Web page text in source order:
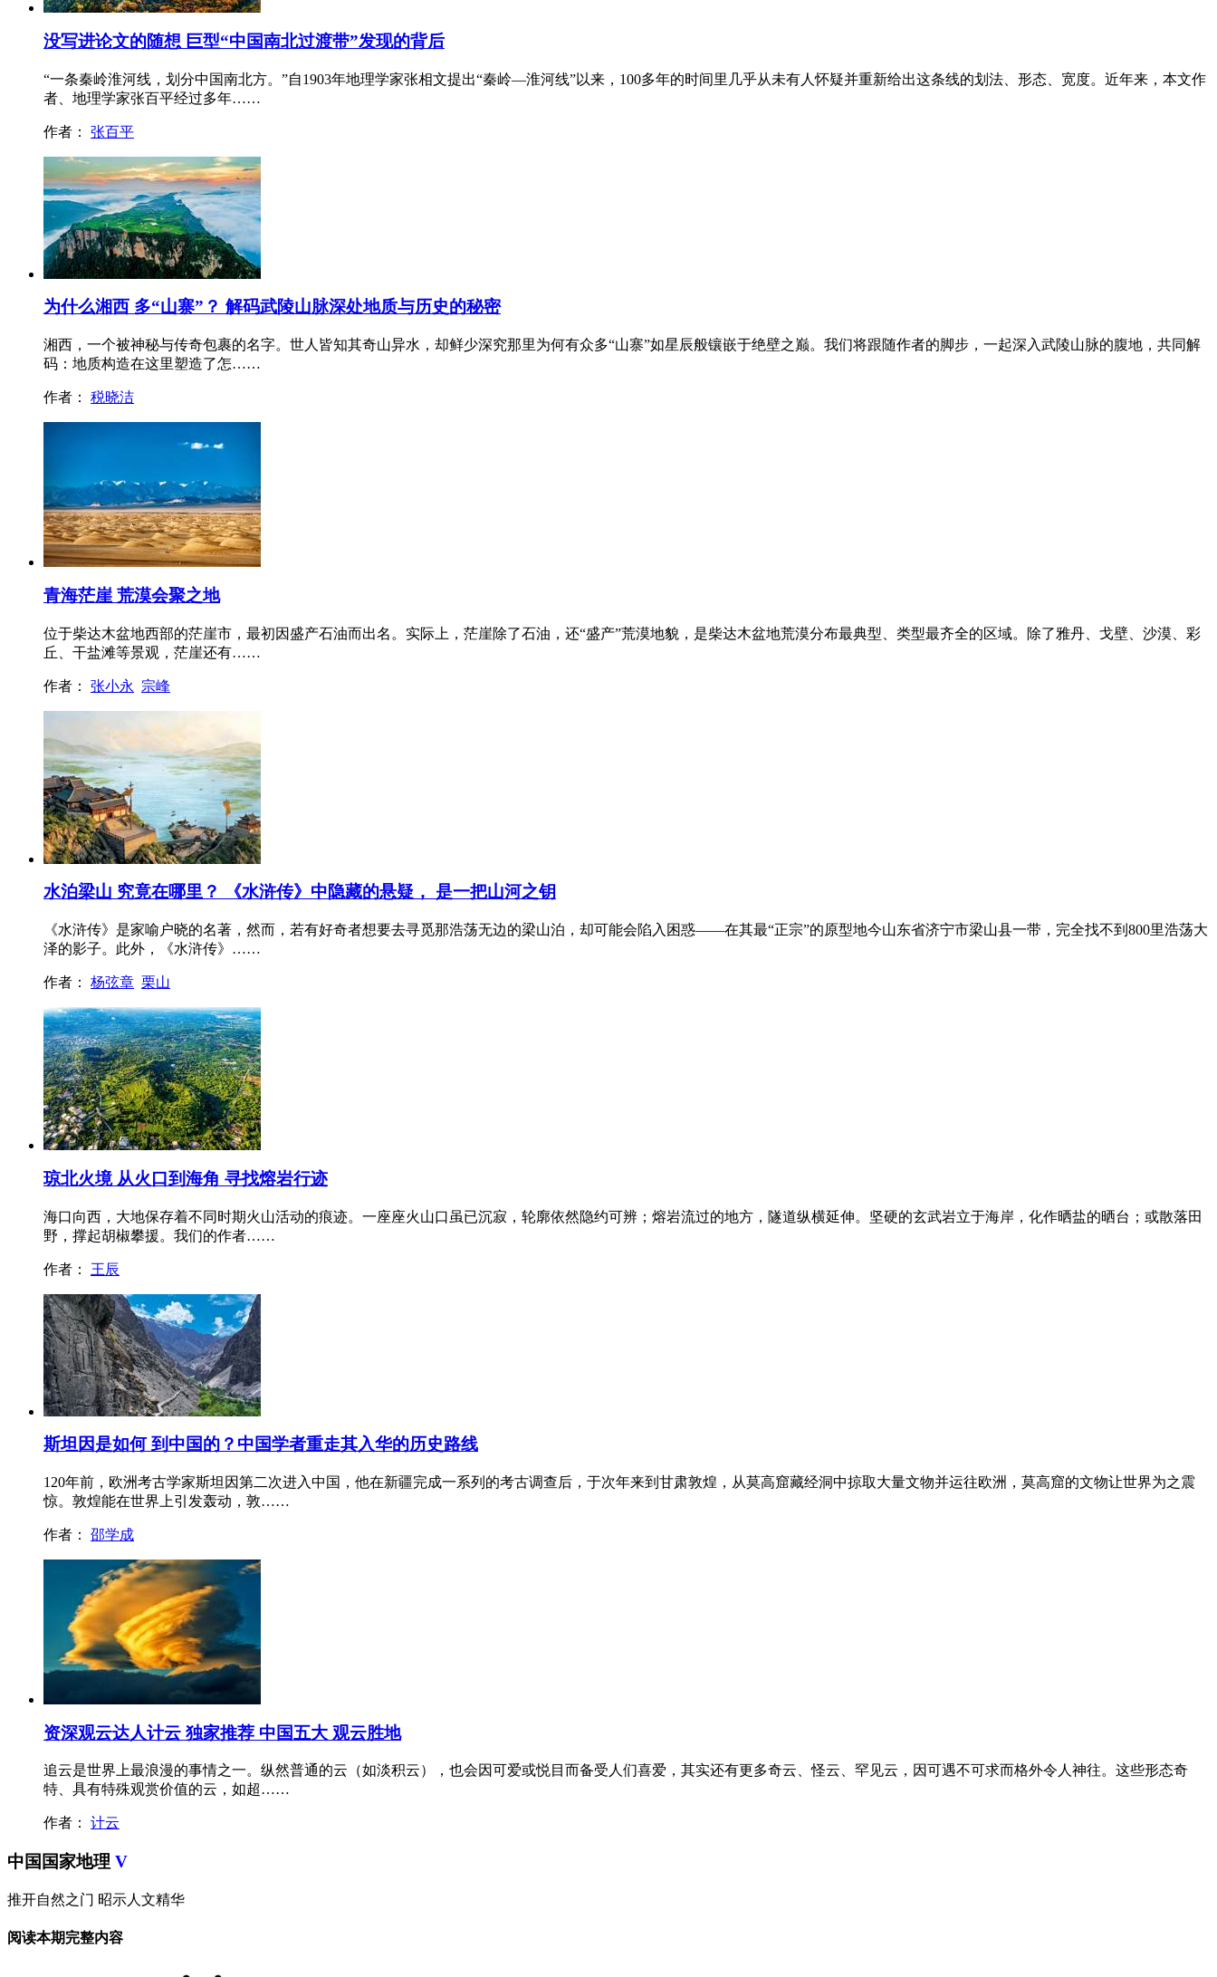
没写进论文的随想 巨型“中国南北过渡带”发现的背后
“一条秦岭淮河线，划分中国南北方。”自1903年地理学家张相文提出“秦岭—淮河线”以来，100多年的时间里几乎从未有人怀疑并重新给出这条线的划法、形态、宽度。近年来，本文作
者、地理学家张百平经过多年……
作者： 张百平
为什么湘西 多“山寨”？ 解码武陵山脉深处地质与历史的秘密
湘西，一个被神秘与传奇包裹的名字。世人皆知其奇山异水，却鲜少深究那里为何有众多“山寨”如星辰般镶嵌于绝壁之巅。我们将跟随作者的脚步，一起深入武陵山脉的腹地，共同解
码：地质构造在这里塑造了怎……
作者： 税晓洁
青海茫崖 荒漠会聚之地
位于柴达木盆地西部的茫崖市，最初因盛产石油而出名。实际上，茫崖除了石油，还“盛产”荒漠地貌，是柴达木盆地荒漠分布最典型、类型最齐全的区域。除了雅丹、戈壁、沙漠、彩
丘、干盐滩等景观，茫崖还有……
作者： 张小永 宗峰
水泊梁山 究竟在哪里？ 《水浒传》中隐藏的悬疑， 是一把山河之钥
《水浒传》是家喻户晓的名著，然而，若有好奇者想要去寻觅那浩荡无边的梁山泊，却可能会陷入困惑——在其最“正宗”的原型地今山东省济宁市梁山县一带，完全找不到800里浩荡大
泽的影子。此外，《水浒传》……
作者： 杨弦章 栗山
琼北火境 从火口到海角 寻找熔岩行迹
海口向西，大地保存着不同时期火山活动的痕迹。一座座火山口虽已沉寂，轮廓依然隐约可辨；熔岩流过的地方，隧道纵横延伸。坚硬的玄武岩立于海岸，化作晒盐的晒台；或散落田
野，撑起胡椒攀援。我们的作者……
作者： 王辰
斯坦因是如何 到中国的？中国学者重走其入华的历史路线
120年前，欧洲考古学家斯坦因第二次进入中国，他在新疆完成一系列的考古调查后，于次年来到甘肃敦煌，从莫高窟藏经洞中掠取大量文物并运往欧洲，莫高窟的文物让世界为之震
惊。敦煌能在世界上引发轰动，敦……
作者： 邵学成
资深观云达人计云 独家推荐 中国五大 观云胜地
追云是世界上最浪漫的事情之一。纵然普通的云（如淡积云），也会因可爱或悦目而备受人们喜爱，其实还有更多奇云、怪云、罕见云，因可遇不可求而格外令人神往。这些形态奇
特、具有特殊观赏价值的云，如超……
作者： 计云
中国国家地理 V
推开自然之门 昭示人文精华
阅读本期完整内容